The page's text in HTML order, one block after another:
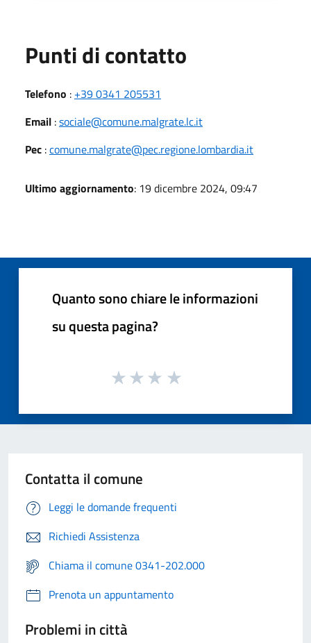
Punti di contatto
Telefono : +39 0341 205531
Email :sociale@comune.malgrate.lc.it
Pec :comune.malgrate@pec.regione.lombardia.it
Ultimo aggiornamento: 19 dicembre 2024, 09:47
Quanto sono chiare le informazioni
su questa pagina?
Contatta il comune
Leggi le domande frequenti
Richiedi Assistenza
Chiama il comune 0341-202.000
Prenota un appuntamento
Problemi in città